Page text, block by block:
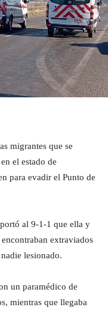
migrantes que se
el estado de
para evadir el Punto de
al 9-1-1 que ella y
extraviados
lesionado.
un paramédico de
mientras que llegaba